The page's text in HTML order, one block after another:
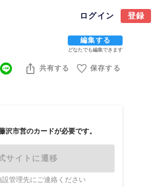
ログイン 登録
編集する
どなたでも編集できます
共有する 保存する
沢市営のカードが必要です。
サイトに遷移
管理先にご連絡ください